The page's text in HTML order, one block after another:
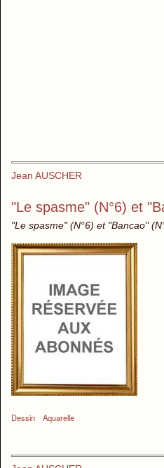
Jean AUSCHER
"Le spasme" (N°6) et
"Le spasme" (N°6) et "Bancao"
Dessin Aquarelle